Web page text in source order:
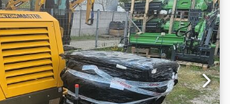
is a link to the video Cjdpstq R